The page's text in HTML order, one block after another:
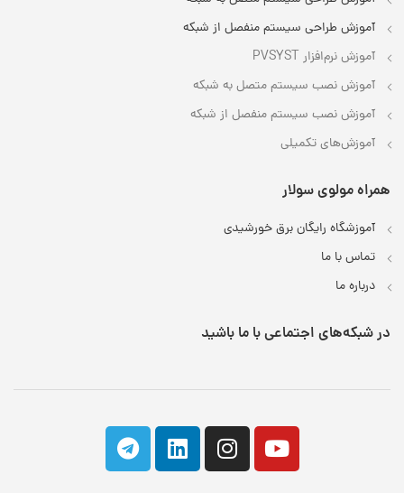
آموزش طراحی سیستم منفصل از شبکه
آموزش نرم‌افزار PVSYST
آموزش نصب سیستم متصل به شبکه
آموزش نصب سیستم منفصل از شبکه
آموزش‌های تکمیلی
همراه مولوی سولار
آموزشگاه رایگان برق خورشیدی
تماس با ما
درباره ما
در شبکه‌های اجتماعی با ما باشید